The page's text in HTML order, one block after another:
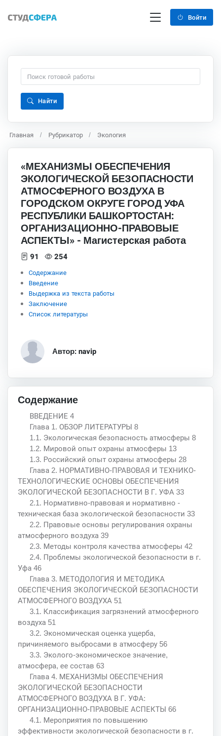
Войти
Найти
Главная Рубрикатор Экология
«МЕХАНИЗМЫ ОБЕСПЕЧЕНИЯ
ЭКОЛОГИЧЕСКОЙ БЕЗОПАСНОСТИ
АТМОСФЕРНОГО ВОЗДУХА В
ГОРОДСКОМ ОКРУГЕ ГОРОД УФА
РЕСПУБЛИКИ БАШКОРТОСТАН:
ОРГАНИЗАЦИОННО-ПРАВОВЫЕ
АСПЕКТЫ» - Магистерская работа
91 254
Содержание
Введение
Выдержка из текста работы
Заключение
Список литературы
Автор: navip
Содержание
ВВЕДЕНИЕ 4
Глава 1. ОБЗОР ЛИТЕРАТУРЫ 8
1.1. Экологическая безопасность атмосферы 8
1.2. Мировой опыт охраны атмосферы 13
1.3. Российский опыт охраны атмосферы 28
Глава 2. НОРМАТИВНО-ПРАВОВАЯ И ТЕХНИКО-
ТЕХНОЛОГИЧЕСКИЕ ОСНОВЫ ОБЕСПЕЧЕНИЯ
ЭКОЛОГИЧЕСКОЙ БЕЗОПАСНОСТИ В Г. УФА 33
2.1. Нормативно-правовая и нормативно -
техническая база экологической безопасности 33
2.2. Правовые основы регулирования охраны
атмосферного воздуха 39
2.3. Методы контроля качества атмосферы 42
2.4. Проблемы экологической безопасности в г.
Уфа 46
Глава 3. МЕТОДОЛОГИЯ И МЕТОДИКА
ОБЕСПЕЧЕНИЯ ЭКОЛОГИЧЕСКОЙ БЕЗОПАСНОСТИ
АТМОСФЕРНОГО ВОЗДУХА 51
3.1. Классификация загрязнений атмосферного
воздуха 51
3.2. Экономическая оценка ущерба,
причиняемого выбросами в атмосферу 56
3.3. Эколого-экономическое значение,
атмосфера, ее состав 63
Глава 4. МЕХАНИЗМЫ ОБЕСПЕЧЕНИЯ
ЭКОЛОГИЧЕСКОЙ БЕЗОПАСНОСТИ
АТМОСФЕРНОГО ВОЗДУХА В Г. УФА:
ОРГАНИЗАЦИОННО-ПРАВОВЫЕ АСПЕКТЫ 66
4.1. Мероприятия по повышению
эффективности экологической безопасности в г.